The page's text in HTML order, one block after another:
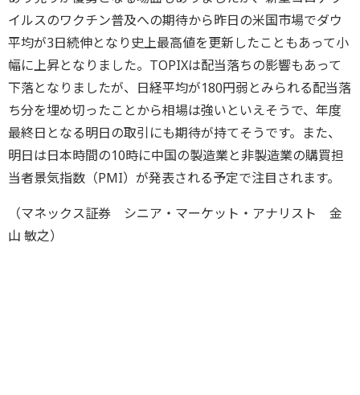
イルスのワクチン普及への期待から昨日の米国市場でダウ
平均が3日続伸となり史上最高値を更新したこともあって小
幅に上昇となりました。TOPIXは配当落ちの影響もあって
下落となりましたが、日経平均が180円弱とみられる配当落
ち分を埋め切ったことから相場は強いといえそうで、年度
最終日となる明日の取引にも期待が持てそうです。また、
明日は日本時間の10時に中国の製造業と非製造業の購買担
当者景気指数（PMI）が発表される予定で注目されます。
（マネックス証券 シニア・マーケット・アナリスト 金
山 敏之）